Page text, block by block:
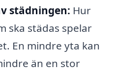
städningen: Hur
ska städas spelar
En mindre yta kan
än en stor